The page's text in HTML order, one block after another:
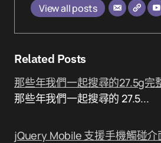
View all posts
Related Posts
那些年我們一起搜尋的27.5g完
那些年我們一起搜尋的 27.5...
jQuery Mobile 支援手機觸碰